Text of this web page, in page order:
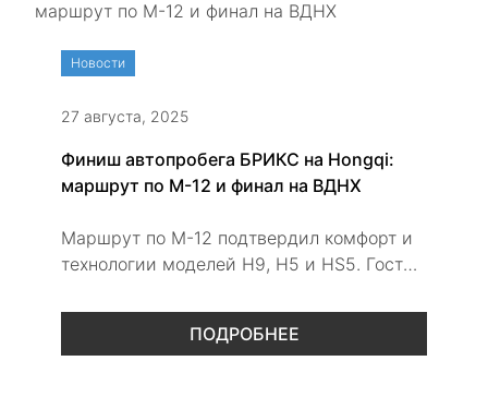
Новости
27 августа, 2025
Финиш автопробега БРИКС на Hongqi:
маршрут по М-12 и финал на ВДНХ
Маршрут по М-12 подтвердил комфорт и
технологии моделей H9, H5 и HS5. Гости
возможности автомобилей на дальних
ПОДРОБНЕЕ